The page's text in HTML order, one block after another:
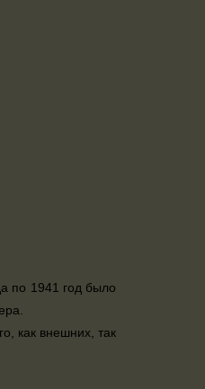
по 1941 год было
как внешних, так